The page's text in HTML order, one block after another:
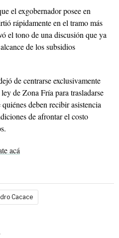
el exgobernador posee en
rápidamente en el tramo más
el tono de una discusión que ya
de los subsidios
de centrarse exclusivamente
de Zona Fría para trasladarse
deben recibir asistencia
de afrontar el costo
acá
Cacace